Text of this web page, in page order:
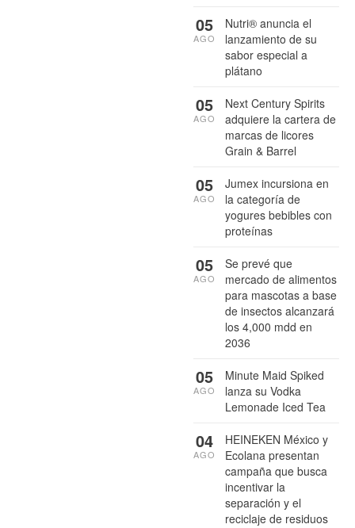
Nutri® anuncia el
lanzamiento de su
sabor especial a
plátano
05
AGO
Next Century Spirits
adquiere la cartera de
marcas de licores
Grain & Barrel
05
AGO
Jumex incursiona en
la categoría de
yogures bebibles con
proteínas
05
AGO
Se prevé que
mercado de alimentos
para mascotas a base
de insectos alcanzará
los 4,000 mdd en
2036
05
AGO
Minute Maid Spiked
lanza su Vodka
Lemonade Iced Tea
05
AGO
HEINEKEN México y
Ecolana presentan
campaña que busca
incentivar la
separación y el
reciclaje de residuos
04
AGO